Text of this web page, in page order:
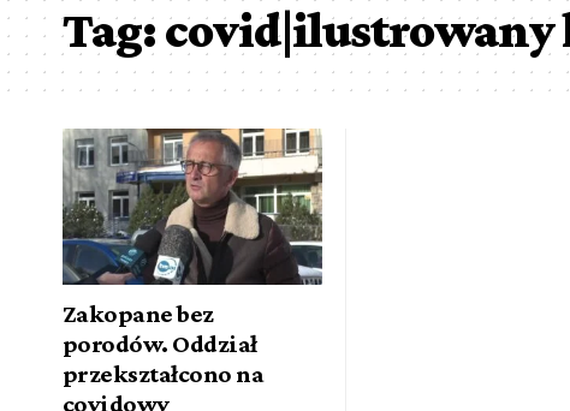
Tag:covid|ilustrowany
Zakopane bez
porodów. Oddział
przekształcono na
covidowy